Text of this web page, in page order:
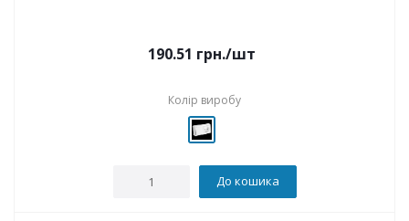
190.51 грн./шт
Колір виробу
До кошика